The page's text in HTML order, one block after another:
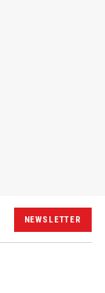
NEWSLETTER